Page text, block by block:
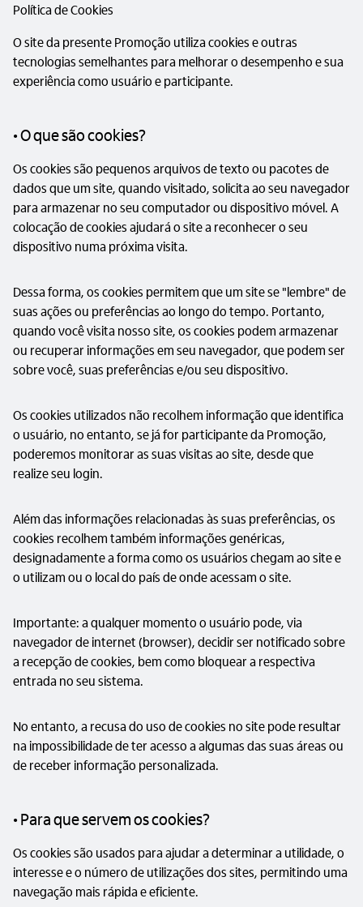
Política de Cookies
O site da presente Promoção utiliza cookies e outras
tecnologias semelhantes para melhorar o desempenho e sua
experiência como usuário e participante.
• O que são cookies?
Os cookies são pequenos arquivos de texto ou pacotes de
dados que um site, quando visitado, solicita ao seu navegador
para armazenar no seu computador ou dispositivo móvel. A
colocação de cookies ajudará o site a reconhecer o seu
dispositivo numa próxima visita.
Dessa forma, os cookies permitem que um site se "lembre" de
suas ações ou preferências ao longo do tempo. Portanto,
quando você visita nosso site, os cookies podem armazenar
ou recuperar informações em seu navegador, que podem ser
sobre você, suas preferências e/ou seu dispositivo.
Os cookies utilizados não recolhem informação que identifica
o usuário, no entanto, se já for participante da Promoção,
poderemos monitorar as suas visitas ao site, desde que
realize seu login.
Além das informações relacionadas às suas preferências, os
cookies recolhem também informações genéricas,
designadamente a forma como os usuários chegam ao site e
o utilizam ou o local do país de onde acessam o site.
Importante: a qualquer momento o usuário pode, via
navegador de internet (browser), decidir ser notificado sobre
a recepção de cookies, bem como bloquear a respectiva
entrada no seu sistema.
No entanto, a recusa do uso de cookies no site pode resultar
na impossibilidade de ter acesso a algumas das suas áreas ou
de receber informação personalizada.
• Para que servem os cookies?
Os cookies são usados para ajudar a determinar a utilidade, o
interesse e o número de utilizações dos sites, permitindo uma
navegação mais rápida e eficiente.